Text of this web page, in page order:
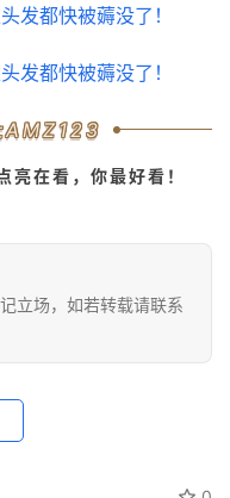
AMZ123
亮在看，你最好看！
立场，如若转载请联系